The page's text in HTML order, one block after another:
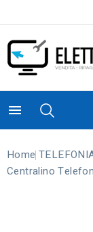

Home
Centralino